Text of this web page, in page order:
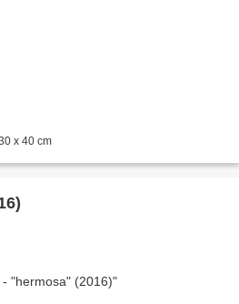
x 40 cm